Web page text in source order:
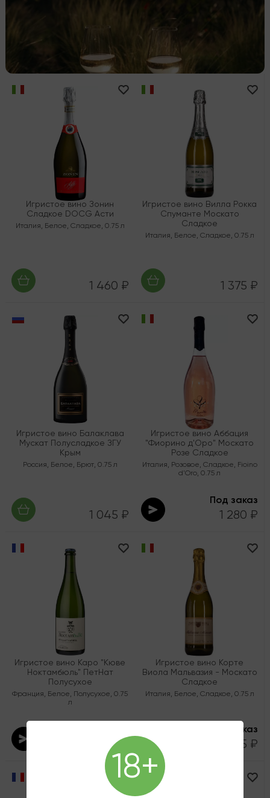
Игристое вино Зонин
Сладкое DOCG Асти
Италия, Белое, Сладкое, 0.75 л
1 460 ₽
Игристое вино Вилла Рокка
Спуманте Москато
Сладкое
Италия, Белое, Сладкое, 0.75 л
1 375 ₽
Игристое вино Балаклава
Мускат Полусладкое ЗГУ
Крым
Россия, Белое, Брют, 0.75 л
1 045 ₽
Игристое вино Аббация
"Фиорино д'Оро" Москато
Розе Сладкое
Италия, Розовое, Сладкое, Fioino
d'Oro, 0.75 л
Под заказ
1 280 ₽
Игристое вино Каро "Кюве
Ноктамбюль" ПетНат
Полусухое
Франция, Белое, Полусухое,0.75
л
2 890 ₽
Игристое вино Корте
Виола Мальвазия - Москато
Сладкое
Италия, Белое, Сладкое, 0.75 л
Под заказ
1 205 ₽
18+